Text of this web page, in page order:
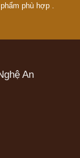
phù hợp .
An